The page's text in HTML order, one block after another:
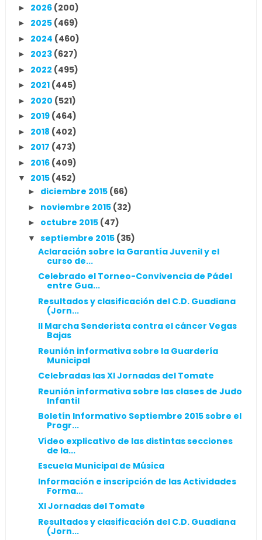
► 2026 (200)
► 2025 (469)
► 2024 (460)
► 2023 (627)
► 2022 (495)
► 2021 (445)
► 2020 (521)
► 2019 (464)
► 2018 (402)
► 2017 (473)
► 2016 (409)
▼ 2015 (452)
► diciembre 2015 (66)
► noviembre 2015 (32)
► octubre 2015 (47)
▼ septiembre 2015 (35)
Aclaración sobre la Garantía Juvenil y el
curso de...
Celebrado el Torneo-Convivencia de Pádel
entre Gua...
Resultados y clasificación del C.D. Guadiana
(Jorn...
II Marcha Senderista contra el cáncer Vegas
Bajas
Reunión informativa sobre la Guardería
Municipal
Celebradas las XI Jornadas del Tomate
Reunión informativa sobre las clases de Judo
Infantil
Boletín Informativo Septiembre 2015 sobre el
Progr...
Vídeo explicativo de las distintas secciones
de la...
Escuela Municipal de Música
Información e inscripción de las Actividades
Forma...
XI Jornadas del Tomate
Resultados y clasificación del C.D. Guadiana
(Jorn...